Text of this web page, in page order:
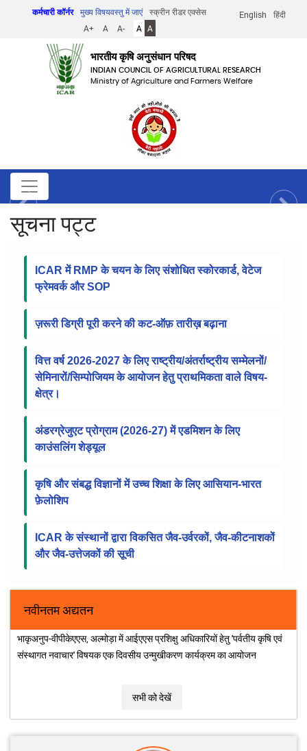
English हिंदी
कर्मचारी कॉर्नर मुख्य विषयवस्तु में जाएं
स्क्रीन रीडर एक्सेस
A+
A A- A A
भारतीय कृषि अनुसंधान परिषद
INDIAN COUNCIL OF AGRICULTURAL RESEARCH
Ministry of Agriculture and Farmers Welfare
सूचना पट्ट
ICAR में RMP के चयन के लिए संशोधित स्कोरकार्ड, वेटेज
फ्रेमवर्क और SOP
ज़रूरी डिग्री पूरी करने की कट-ऑफ़ तारीख़ बढ़ाना
सेमिनारों/सिम्पोजियम के आयोजन हेतु प्राथमिकता वाले विषय-
क्षेत्र।
अंडरग्रेजुएट प्रोग्राम (2026-27) में एडमिशन के लिए
काउंसलिंग शेड्यूल
कृषि और संबद्ध विज्ञानों में उच्च शिक्षा के लिए आसियान-भारत
फ़ेलोशिप
ICAR के संस्थानों द्वारा विकसित जैव-उर्वरकों, जैव-कीटनाशकों
और जैव-उत्तेजकों की सूची
नवीनतम अद्यतन
भाकृअनुप-वीपीकेएएस, अल्मोड़ा में आईएएस प्रशिक्षु अधिकारियों हेतु 'पर्वतीय कृषि एवं